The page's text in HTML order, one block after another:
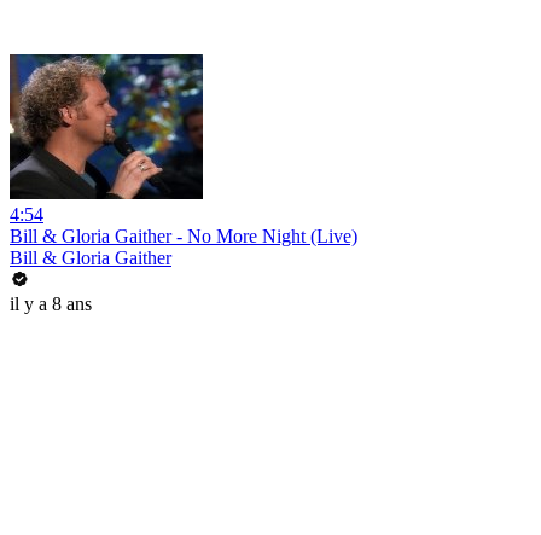
4:54
Bill & Gloria Gaither - No More Night (Live)
Bill & Gloria Gaither
il y a 8 ans